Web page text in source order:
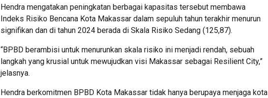
Hendra mengatakan peningkatan berbagai kapasitas tersebut membawa
Indeks Risiko Bencana Kota Makassar dalam sepuluh tahun terakhir menurun
signifikan dan di tahun 2024 berada di Skala Risiko Sedang (125,87).
“BPBD berambisi untuk menurunkan skala risiko ini menjadi rendah, sebuah
langkah yang krusial untuk mewujudkan visi Makassar sebagai Resilient City,”
jelasnya.
Hendra berkomitmen BPBD Kota Makassar tidak hanya berupaya menjaga kota